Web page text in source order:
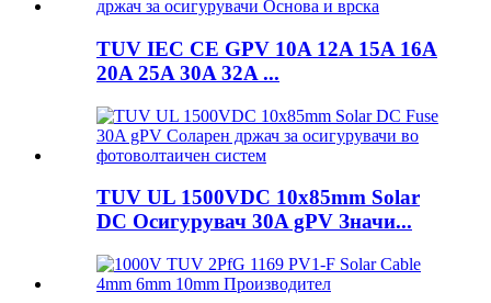
TUV IEC CE GPV 10A 12A 15A 16A
20A 25A 30A 32A ...
TUV UL 1500VDC 10x85mm Solar
DC Осигурувач 30A gPV Значи...